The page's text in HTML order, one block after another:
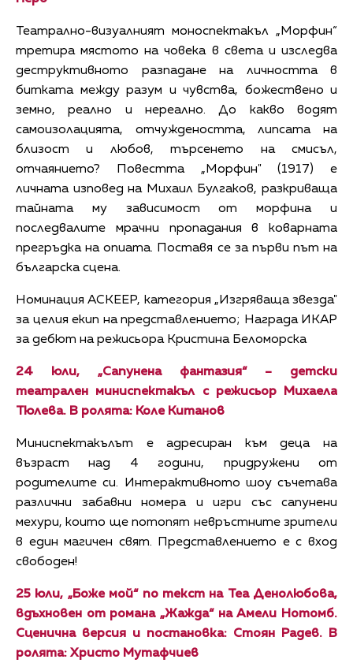
Театрално-визуалният моноспектакъл „Морфин“
третира мястото на човека в света и изследва
деструктивното разпадане на личността в
битката между разум и чувства, божествено и
земно, реално и нереално. До какво водят
самоизолацията, отчуждеността, липсата на
близост и любов, търсенето на смисъл,
отчаянието? Повестта „Морфин" (1917) е
личната изповед на Михаил Булгаков, разкриваща
тайната му зависимост от морфина и
последвалите мрачни пропадания в коварната
прегръдка на опиата. Поставя се за първи път на
българска сцена.
Номинация АСКЕЕР, категория „Изгряваща звезда"
за целия екип на представлението; Награда ИКАР
за дебют на режисьора Кристина Беломорска
24 юли, „Сапунена фантазия“ – детски
театрален миниспектакъл с режисьор Михаела
Тюлева. В ролята: Коле Китанов
Миниспектакълът е адресиран към деца на
възраст над 4 години, придружени от
родителите си. Интерактивното шоу съчетава
различни забавни номера и игри със сапунени
мехури, които ще потопят невръстните зрители
в един магичен свят. Представлението е с вход
свободен!
25 юли, „Боже мой“ по текст на Теа Денолюбова,
вдъхновен от романа „Жажда“ на Амели Нотомб.
Сценична версия и постановка: Стоян Радев. В
ролята: Христо Мутафчиев